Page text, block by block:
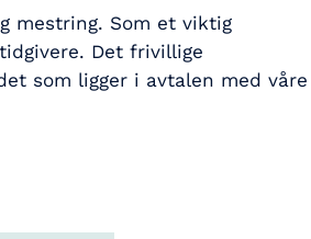
mestring. Som et viktig
Det frivillige
som ligger i avtalen med våre